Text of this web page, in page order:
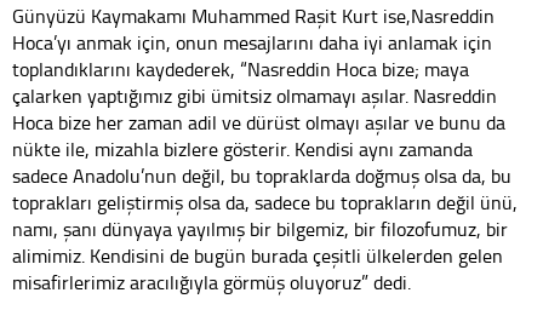
Günyüzü Kaymakamı Muhammed Raşit Kurt ise,Nasreddin
Hoca’yı anmak için, onun mesajlarını daha iyi anlamak için
toplandıklarını kaydederek, “Nasreddin Hoca bize; maya
çalarken yaptığımız gibi ümitsiz olmamayı aşılar. Nasreddin
Hoca bize her zaman adil ve dürüst olmayı aşılar ve bunu da
nükte ile, mizahla bizlere gösterir. Kendisi aynı zamanda
sadece Anadolu’nun değil, bu topraklarda doğmuş olsa da, bu
toprakları geliştirmiş olsa da, sadece bu toprakların değil ünü,
namı, şanı dünyaya yayılmış bir bilgemiz, bir filozofumuz, bir
alimimiz. Kendisini de bugün burada çeşitli ülkelerden gelen
misafirlerimiz aracılığıyla görmüş oluyoruz” dedi.